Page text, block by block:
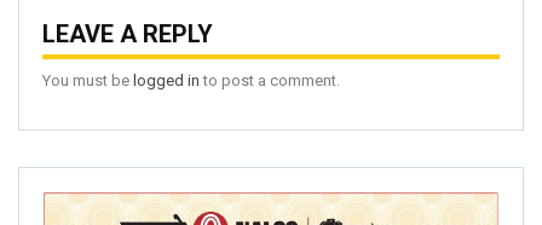
LEAVE A REPLY
You must be logged in to post a comment.